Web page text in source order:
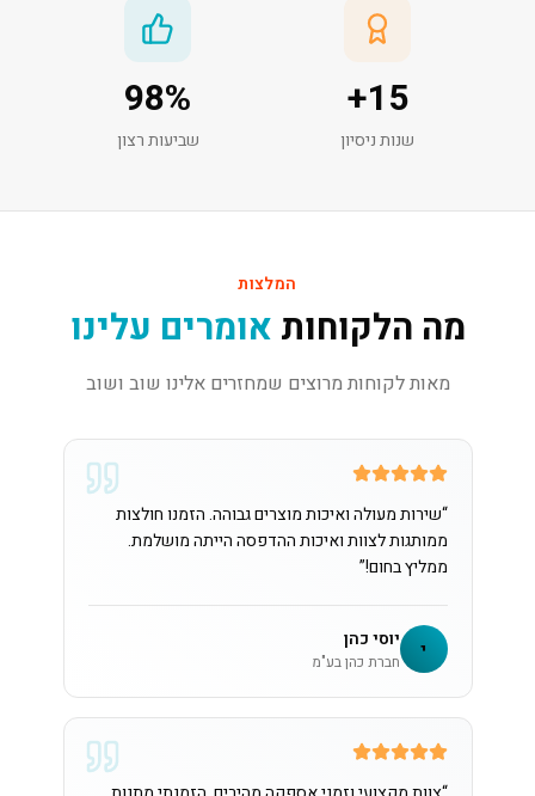
15
+
שנות ניסיון
98%
שביעות רצון
המלצות
מה הלקוחות אומרים עלינו
מאות לקוחות מרוצים שמחזרים אלינו שוב ושוב
“שירות מעולה ואיכות מוצרים גבוהה. הזמנו חולצות
ממותגות לצוות ואיכות ההדפסה הייתה מושלמת.
ממליץ בחום!”
י יוסי כהן
חברת כהן בע"מ